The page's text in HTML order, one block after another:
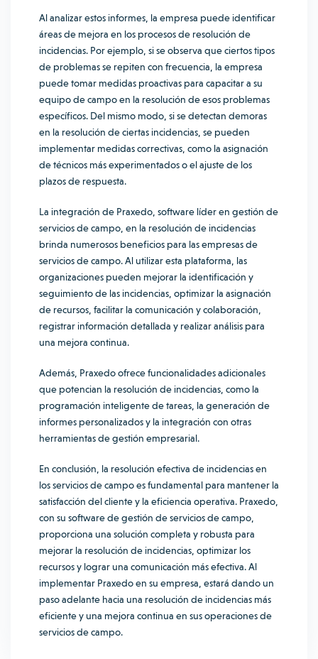
Al analizar estos informes, la empresa puede identificar
áreas de mejora en los procesos de resolución de
incidencias. Por ejemplo, si se observa que ciertos tipos
de problemas se repiten con frecuencia, la empresa
puede tomar medidas proactivas para capacitar a su
equipo de campo en la resolución de esos problemas
específicos. Del mismo modo, si se detectan demoras
en la resolución de ciertas incidencias, se pueden
implementar medidas correctivas, como la asignación
de técnicos más experimentados o el ajuste de los
plazos de respuesta.
La integración de Praxedo, software líder en gestión de
servicios de campo, en la resolución de incidencias
brinda numerosos beneficios para las empresas de
servicios de campo. Al utilizar esta plataforma, las
organizaciones pueden mejorar la identificación y
seguimiento de las incidencias, optimizar la asignación
de recursos, facilitar la comunicación y colaboración,
registrar información detallada y realizar análisis para
una mejora continua.
Además, Praxedo ofrece funcionalidades adicionales
que potencian la resolución de incidencias, como la
programación inteligente de tareas, la generación de
informes personalizados y la integración con otras
herramientas de gestión empresarial.
En conclusión, la resolución efectiva de incidencias en
los servicios de campo es fundamental para mantener la
satisfacción del cliente y la eficiencia operativa. Praxedo,
con su software de gestión de servicios de campo,
proporciona una solución completa y robusta para
mejorar la resolución de incidencias, optimizar los
recursos y lograr una comunicación más efectiva. Al
implementar Praxedo en su empresa, estará dando un
paso adelante hacia una resolución de incidencias más
eficiente y una mejora continua en sus operaciones de
servicios de campo.